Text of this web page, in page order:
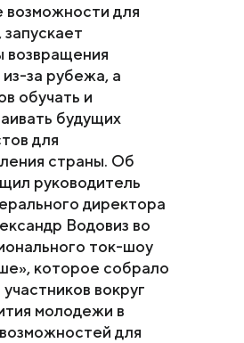
возможности для
возвращения
за рубежа, а
обучать и
будущих
для
страны. Об
руководитель
директора
Водовиз во
ток-шоу
которое собрало
вокруг
молодежи в
для